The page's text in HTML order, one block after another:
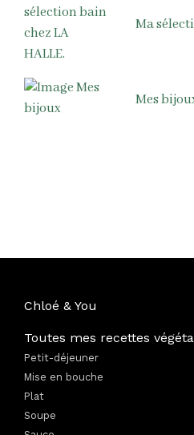
Ma
Mes
Chloé & You
Toutes mes recettes
Petit-déjeuner
Mise en bouche
Plat
Soupe